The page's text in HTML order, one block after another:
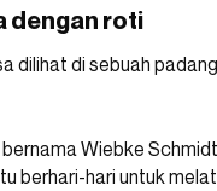
dengan roti
dilihat di sebuah
Wiebke
berhari-hari untuk